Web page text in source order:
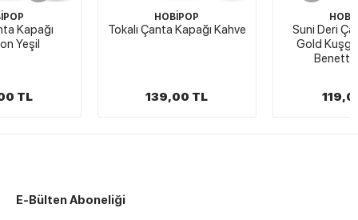
Tokalı Çanta Kapağı Kahve
Suni Deri Çanta Kapağı
Gold Kuşgözü Halkalı
E-Bülten Aboneliği